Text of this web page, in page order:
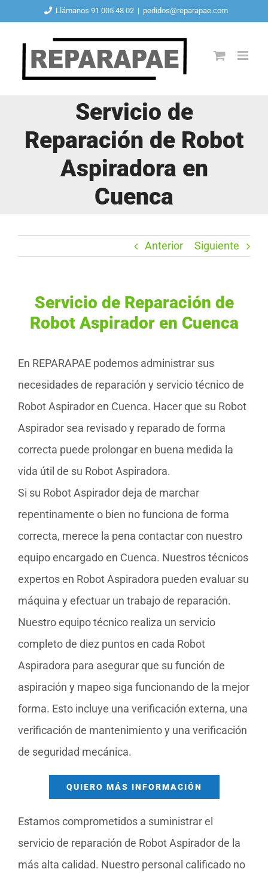
contenido
Llámanos 91 005 48 02 | pedidos@reparapae.com
Servicio de
Reparación de Robot
Aspiradora en
Cuenca
Anterior Siguiente
Servicio de Reparación de
Robot Aspirador en Cuenca
En REPARAPAE podemos administrar sus
necesidades de reparación y servicio técnico de
Robot Aspirador en Cuenca. Hacer que su Robot
Aspirador sea revisado y reparado de forma
correcta puede prolongar en buena medida la
vida útil de su Robot Aspiradora.
Si su Robot Aspirador deja de marchar
repentinamente o bien no funciona de forma
correcta, merece la pena contactar con nuestro
equipo encargado en Cuenca. Nuestros técnicos
expertos en Robot Aspiradora pueden evaluar su
máquina y efectuar un trabajo de reparación.
Nuestro equipo técnico realiza un servicio
completo de diez puntos en cada Robot
Aspiradora para asegurar que su función de
aspiración y mapeo siga funcionando de la mejor
forma. Esto incluye una verificación externa, una
verificación de mantenimiento y una verificación
de seguridad mecánica.
QUIERO MÁS INFORMACIÓN
Estamos comprometidos a suministrar el
servicio de reparación de Robot Aspirador de la
más alta calidad. Nuestro personal calificado no